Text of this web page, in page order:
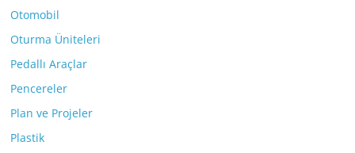
Otomobil
Oturma Üniteleri
Pedallı Araçlar
Pencereler
Plan ve Projeler
Plastik